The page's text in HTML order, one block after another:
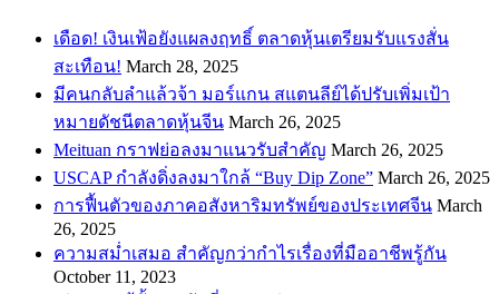
เดือด! เงินเฟ้อยังแผลงฤทธิ์ ตลาดหุ้นเตรียมรับแรงสั่น
สะเทือน! March 28, 2025
​มีคนกลับลำแล้วจ้า มอร์แกน สแตนลีย์ได้ปรับเพิ่มเป้า
หมายดัชนีตลาดหุ้นจีน March 26, 2025
Meituan กราฟย่อลงมาแนวรับสำคัญ March 26, 2025
USCAP กำลังดิ่งลงมาใกล้ “Buy Dip Zone” March 26, 2025
การฟื้นตัวของภาคอสังหาริมทรัพย์ของประเทศจีน March
26, 2025
ความสม่ำเสมอ สำคัญกว่ากำไรเรื่องที่มืออาชีพรู้กัน
October 11, 2023